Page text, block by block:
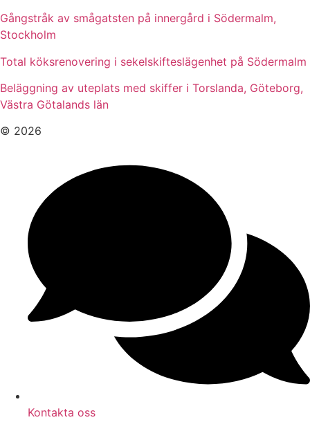
Gångstråk av smågatsten på innergård i Södermalm,
Stockholm
Total köksrenovering i sekelskifteslägenhet på Södermalm
Beläggning av uteplats med skiffer i Torslanda, Göteborg,
Västra Götalands län
© 2026
Kontakta oss